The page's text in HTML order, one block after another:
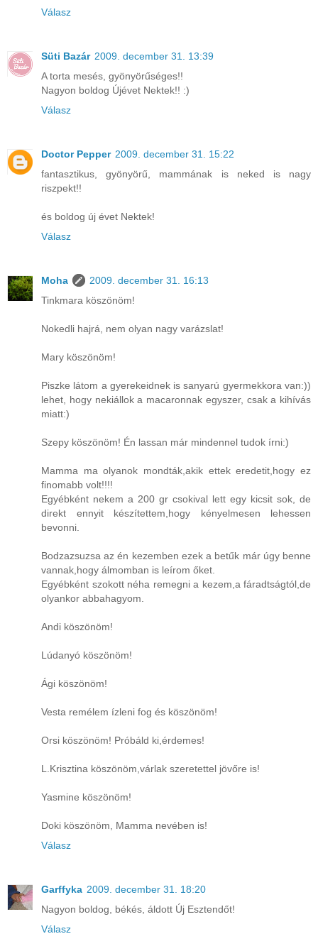
Válasz
Süti Bazár 2009. december 31. 13:39
A torta mesés, gyönyörűséges!!
Nagyon boldog Újévet Nektek!! :)
Válasz
Doctor Pepper 2009. december 31. 15:22
fantasztikus, gyönyörű, mammának is neked is nagy
riszpekt!!
és boldog új évet Nektek!
Válasz
Moha
2009. december 31. 16:13
Tinkmara köszönöm!
Nokedli hajrá, nem olyan nagy varázslat!
Mary köszönöm!
Piszke látom a gyerekeidnek is sanyarú gyermekkora van:))
lehet, hogy nekiállok a macaronnak egyszer, csak a kihívás
miatt:)
Szepy köszönöm! Én lassan már mindennel tudok írni:)
Mamma ma olyanok mondták,akik ettek eredetit,hogy ez
finomabb volt!!!!
Egyébként nekem a 200 gr csokival lett egy kicsit sok, de
direkt ennyit készítettem,hogy kényelmesen lehessen
bevonni.
Bodzazsuzsa az én kezemben ezek a betűk már úgy benne
vannak,hogy álmomban is leírom őket.
Egyébként szokott néha remegni a kezem,a fáradtságtól,de
olyankor abbahagyom.
Andi köszönöm!
Lúdanyó köszönöm!
Ági köszönöm!
Vesta remélem ízleni fog és köszönöm!
Orsi köszönöm! Próbáld ki,érdemes!
L.Krisztina köszönöm,várlak szeretettel jövőre is!
Yasmine köszönöm!
Doki köszönöm, Mamma nevében is!
Válasz
Garffyka 2009. december 31. 18:20
Nagyon boldog, békés, áldott Új Esztendőt!
Válasz